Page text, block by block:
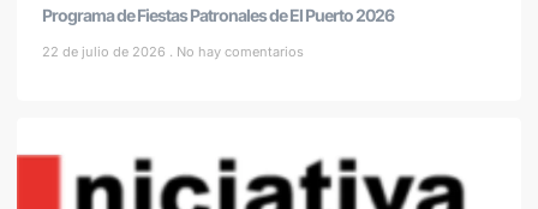
Programa de Fiestas Patronales de El Puerto 2026
22 de julio de 2026 No hay comentarios